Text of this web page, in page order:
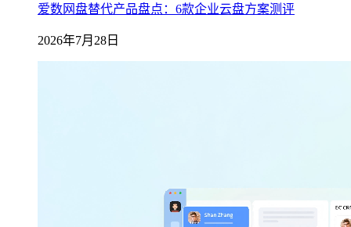
爱数网盘替代产品盘点：6款企业云盘方案测评
2026年7月28日